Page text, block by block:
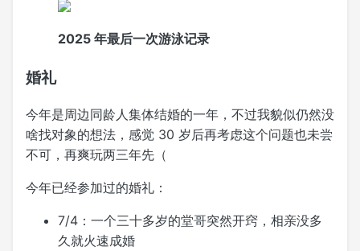
2025 年最后一次游泳记录
婚礼
今年是周边同龄人集体结婚的一年，不过我貌似仍然没
啥找对象的想法，感觉 30 岁后再考虑这个问题也未尝
不可，再爽玩两三年先（
今年已经参加过的婚礼：
7/4：一个三十多岁的堂哥突然开窍，相亲没多
久就火速成婚